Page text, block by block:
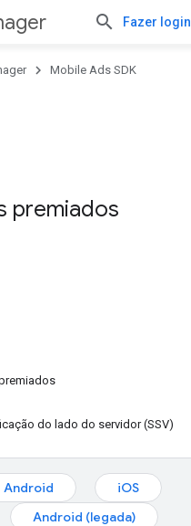
Fazer login
Mobile Ads SDK
premiados
do lado do servidor (SSV)
Android
iOS
Android (legada)